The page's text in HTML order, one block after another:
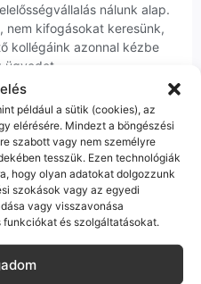
például a sütik (cookies), az
elérésére. Mindezt a böngészési
szabott vagy nem személyre
tesszük. Ezen technológiák
hogy olyan adatokat dolgozzunk
szokások vagy az egyedi
vagy visszavonása
és szolgáltatásokat.
nálunk alap.
nem kifogásokat keresünk,
kollégáink azonnal kézbe
ügyedet.
& Szerviz
a készülékért. Garanciális
vissza – neked ez 0 Ft
jár.